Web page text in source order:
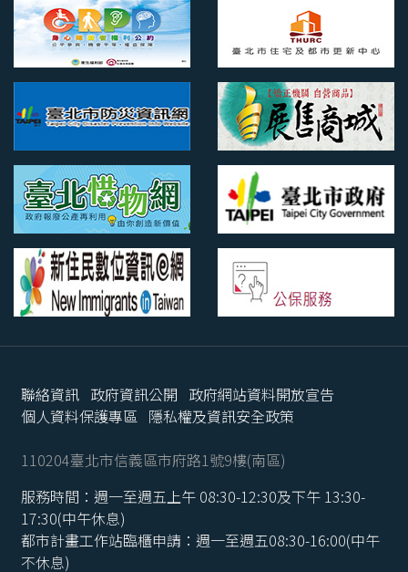
聯絡資訊 政府資訊公開 政府網站資料開放宣告
個人資料保護專區 隱私權及資訊安全政策
110204臺北市信義區市府路1號9樓(南區)
服務時間：週一至週五上午 08:30-12:30及下午 13:30-
17:30(中午休息)
都市計畫工作站臨櫃申請：週一至週五08:30-16:00(中午
不休息)